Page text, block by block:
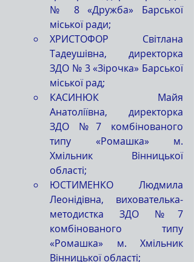
№ 8 «Дружба» Барської
міської ради;
ХРИСТОФОР Світлана
Тадеушівна, директорка
ЗДО № 3 «Зірочка» Барської
міської рад;
КАСИНЮК Майя
Анатоліївна, директорка
ЗДО №7 комбінованого
типу «Ромашка» м.
Хмільник Вінницької
області;
ЮСТИМЕНКО Людмила
Леонідівна, вихователька-
методистка ЗДО №7
комбінованого типу
«Ромашка» м. Хмільник
Вінницької області;